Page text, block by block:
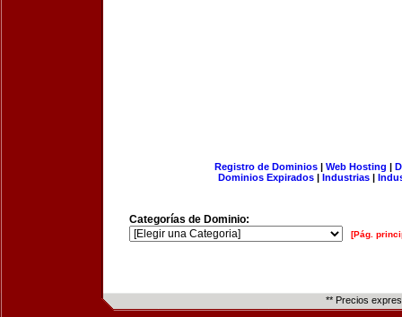
Registro de Dominios| Web Hosting |
Dominios Expirados | Industrias |
Categorías de Dominio:
[Pág.
** Precios